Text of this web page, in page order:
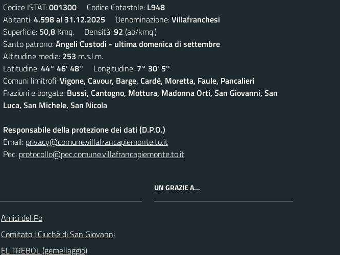
Codice ISTAT:001300 Codice Catastale: L948
Abitanti:4.598 al 31.12.2025 Denominazione:Villafranchesi
Superficie: 50,8 Kmq. Densità:92 (ab/kmq.)
Santo patrono:Angeli Custodi - ultima domenica di settembre
Altitudine media: 253 m.s.l.m.
Latitudine:44° 46' 48'' Longitudine: 7° 30' 5''
Comuni limitrofi:Vigone, Cavour, Barge, Cardè, Moretta, Faule, Pancalieri
Frazioni e borgate: Bussi, Cantogno, Mottura, Madonna Orti, San Giovanni, San
Luca, San Michele, San Nicola
Responsabile della protezione dei dati (D.P.O.)
Email: privacy@comune.villafrancapiemonte.to.it
Pec: protocollo@pec.comune.villafrancapiemonte.to.it
e Pinerolo
Amici del Po
Comitato l'Ciuchè di San Giovanni
EL TREBOL (gemellaggio)
UN GRAZIE A...